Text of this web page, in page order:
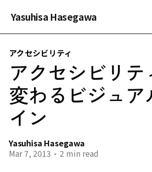
Yasuhisa Hasegawa
アクセシビリティ
アクセシビリテ
変わるビジュア
イン
Yasuhisa Hasegawa
Mar 7, 2013 • 2 min read